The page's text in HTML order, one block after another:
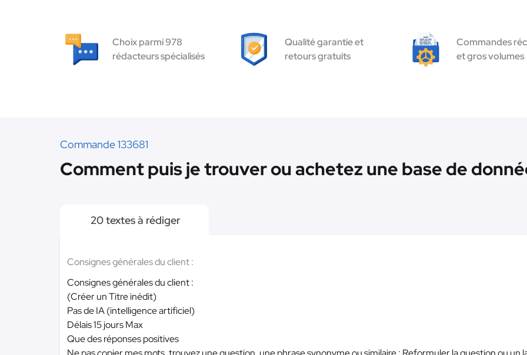
Choix parmi 978
rédacteurs spécialisés
Qualité garantie et
retours gratuits
Commandes
et gros volumes
Commande 133681
Comment puis je trouver ou achetez une base de
20 textes à rédiger
Consignes générales du client :
Consignes générales du client :
(Créer un Titre inédit)
Pas de IA (intelligence artificiel)
Délais 15 jours Max
Que des réponses positives